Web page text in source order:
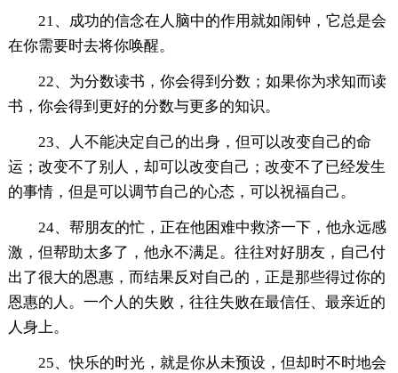
21、成功的信念在人脑中的作用就如闹钟，它总是会
在你需要时去将你唤醒。
22、为分数读书，你会得到分数；如果你为求知而读
书，你会得到更好的分数与更多的知识。
23、人不能决定自己的出身，但可以改变自己的命
运；改变不了别人，却可以改变自己；改变不了已经发生
的事情，但是可以调节自己的心态，可以祝福自己。
24、帮朋友的忙，正在他困难中救济一下，他永远感
激，但帮助太多了，他永不满足。往往对好朋友，自己付
出了很大的恩惠，而结果反对自己的，正是那些得过你的
恩惠的人。一个人的失败，往往失败在最信任、最亲近的
人身上。
25、快乐的时光，就是你从未预设，但却时不时地会